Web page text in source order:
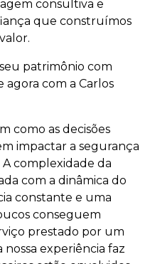
consultiva e
que construímos
patrimônio com
agora com a Carlos
como as decisões
impactar a segurança
complexidade da
com a dinâmica do
constante e uma
conseguem
prestado por um
nossa experiência faz